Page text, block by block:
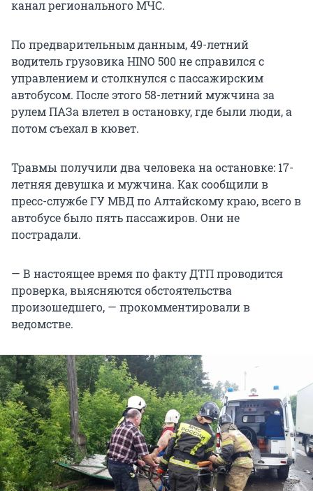
канал регионального МЧС.
По предварительным данным, 49-летний
водитель грузовика HINO 500 не справился с
управлением и столкнулся с пассажирским
автобусом. После этого 58-летний мужчина за
рулем ПАЗа влетел в остановку, где были люди, а
потом съехал в кювет.
Травмы получили два человека на остановке: 17-
летняя девушка и мужчина. Как сообщили в
пресс-службе ГУ МВД по Алтайскому краю, всего в
автобусе было пять пассажиров. Они не
пострадали.
— В настоящее время по факту ДТП проводится
проверка, выясняются обстоятельства
произошедшего, — прокомментировали в
ведомстве.